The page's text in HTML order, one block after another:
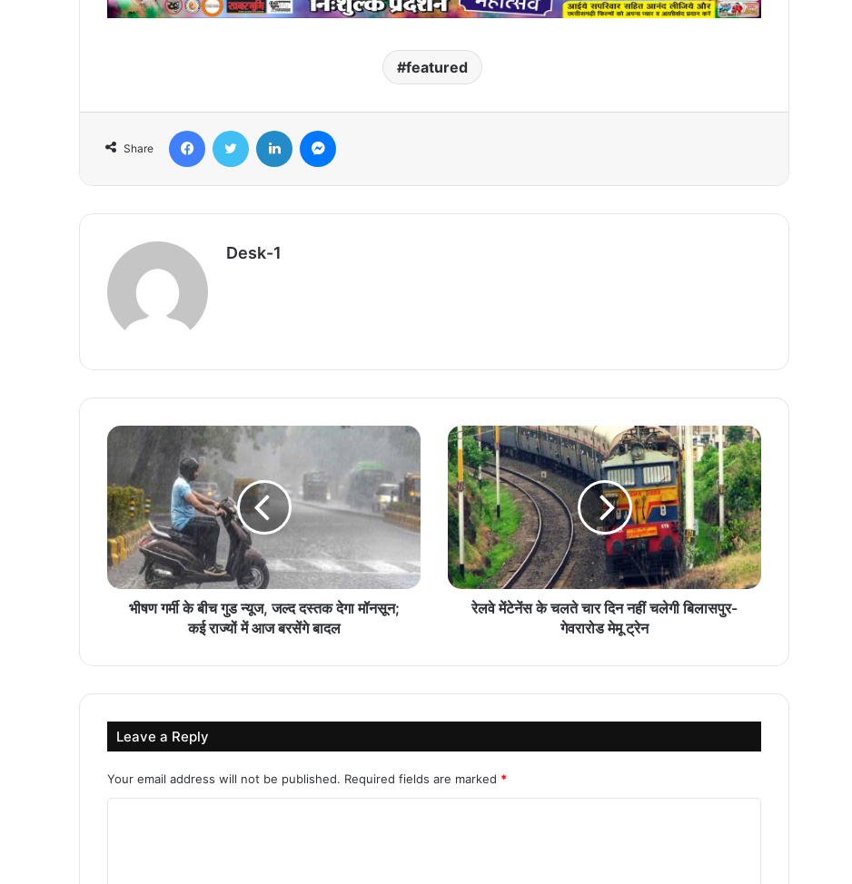
featured
Share
Desk-1
भीषण गर्मी के बीच गुड न्यूज, जल्द दस्तक देगा मॉनसून;
कई राज्यों में आज बरसेंगे बादल
रेलवे मेंटेनेंस के चलते चार दिन नहीं चलेगी बिलासपुर-
गेवरारोड मेमू ट्रेन
Leave a Reply
Your email address will not be published. Required fields are marked *